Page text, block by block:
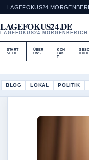
LAGEFOKUS24
LAGEFOKUS24.DE
LAGEFOKUS24
START
SEITE
ÜBER
UNS
KON
TAK
T
BLOG LOKAL POLITIK